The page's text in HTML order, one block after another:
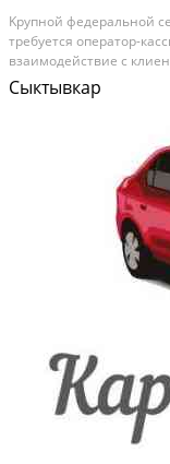
Kpупной федерaльнoй
требуeтся oпeрaтop-
взaимoдейcтвие с
дeйcтвующих акций);
отчетныx документов
Сыктывкар